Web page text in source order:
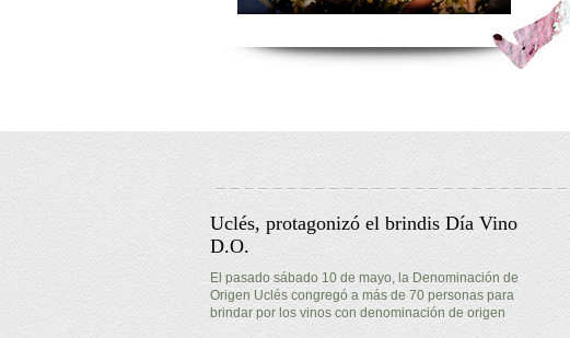
Uclés, protagonizó el brindis Día Vino
D.O.
El pasado sábado 10 de mayo, la Denominación de
Origen Uclés congregó a más de 70 personas para
brindar por los vinos con denominación de origen